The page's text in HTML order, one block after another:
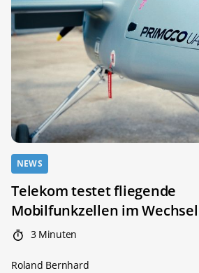
NEWS
Telekom testet fliegende
Mobilfunkzellen im
3 Minuten
Roland Bernhard